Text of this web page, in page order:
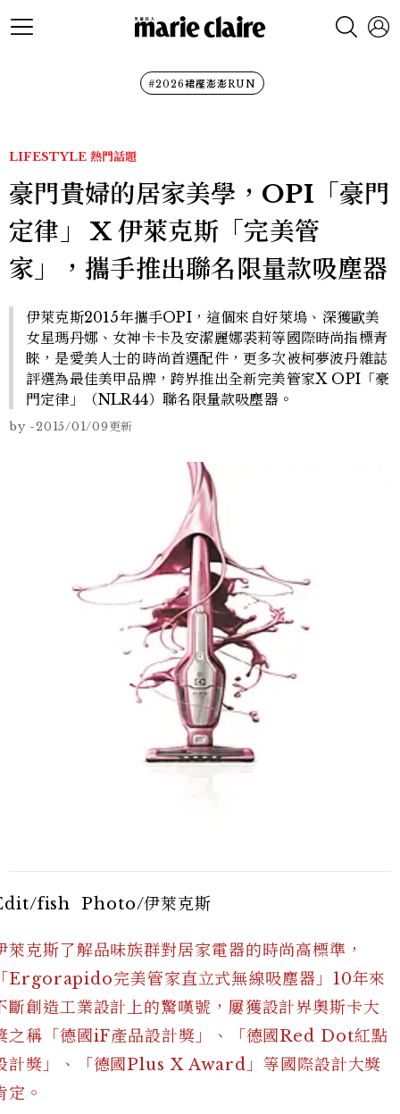
#2026裙襬澎澎RUN
LIFESTYLE 熱門話題
豪門貴婦的居家美學，OPI「豪門
定律」 X 伊萊克斯「完美管
家」，攜手推出聯名限量款吸塵器
伊萊克斯2015年攜手OPI，這個來自好萊塢、深獲歐美
女星瑪丹娜、女神卡卡及安潔麗娜裘莉等國際時尚指標青
睞，是愛美人士的時尚首選配件，更多次被柯夢波丹雜誌
評選為最佳美甲品牌，跨界推出全新完美管家X OPI「豪
門定律」（NLR44）聯名限量款吸塵器。
by -2015/01/09更新
fish Photo/伊萊克斯
萊克斯了解品味族群對居家電器的時尚高標準，
Ergorapido完美管家直立式無線吸塵器」10年來
斷創造工業設計上的驚嘆號，屢獲設計界奧斯卡大
之稱「德國iF產品設計獎」、「德國Red Dot紅點
計獎」、「德國Plus X Award」等國際設計大獎
定。